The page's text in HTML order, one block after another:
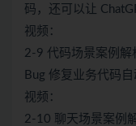
码，还可以让
视频：
2-9 代码场景案例解
Bug 修复业务代码
视频：
2-10 聊天场景案例